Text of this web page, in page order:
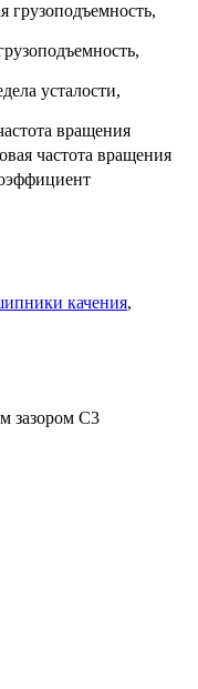
грузоподъемность,
усталости,
вращения
частота вращения
качения,
зазором C3